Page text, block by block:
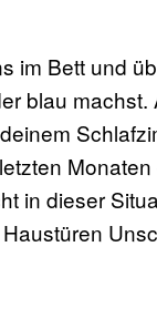
im Bett und
blau machst.
in dieser